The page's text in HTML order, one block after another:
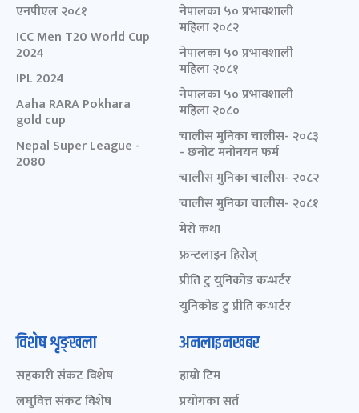
एनपीएल २०८१
ICC Men T20 World Cup
2024
IPL 2024
Aaha RARA Pokhara
gold cup
Nepal Super League -
2080
नेपालका ५० प्रभावशाली
महिला २०८२
नेपालका ५० प्रभावशाली
महिला २०८१
नेपालका ५० प्रभावशाली
महिला २०८०
चालीस मुनिका चालीस- २०८३
- छनोट मनोनयन फर्म
चालीस मुनिका चालीस- २०८२
चालीस मुनिका चालीस- २०८१
मेरो कथा
फ्रन्टलाइन हिरोज्
प्रीति टु युनिकोड कन्भर्टर
युनिकोड टु प्रीति कन्भर्टर
विशेष शृङ्खला
सहकारी संकट विशेष
लघुवित्त संकट विशेष
अनलाइनखबर
हाम्रो टिम
प्रयोगका सर्त